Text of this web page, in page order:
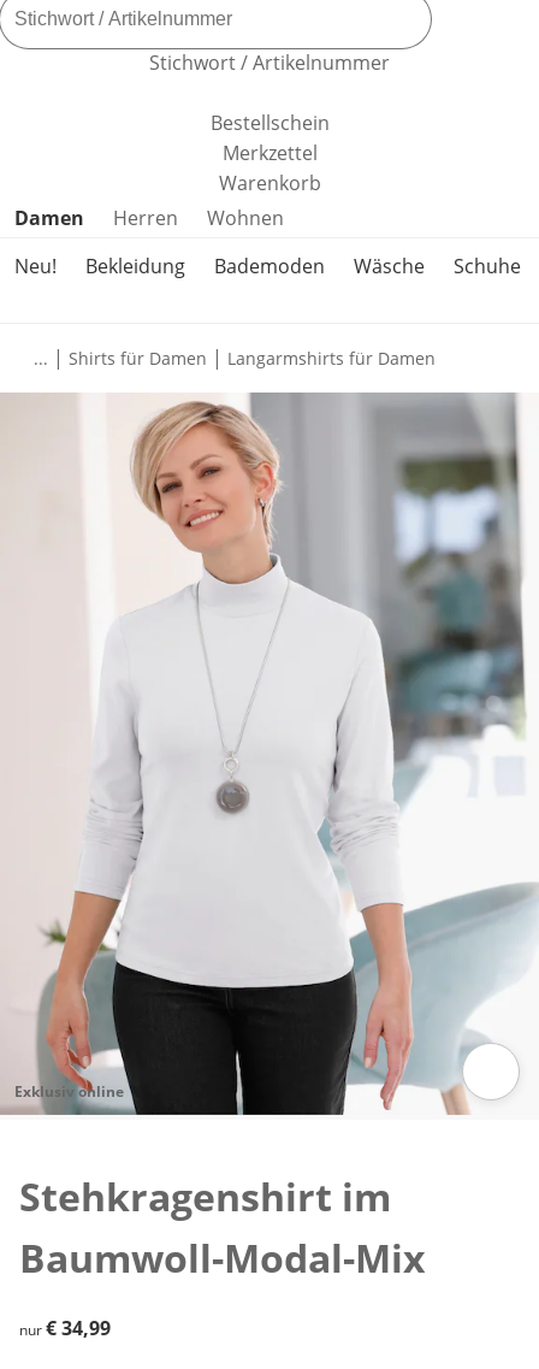
Stichwort / Artikelnummer
Bestellschein
Merkzettel
Warenkorb
Produktkategorien überspringen
Damen Herren
Wohnen
Neu!
Bekleidung Bademoden Wäsche Schuhe
... | Shirts für Damen | Langarmshirts für Damen
Exklusiv online
Stehkragenshirt im
Baumwoll-Modal-Mix
€ 34,99
nur€ 34,99